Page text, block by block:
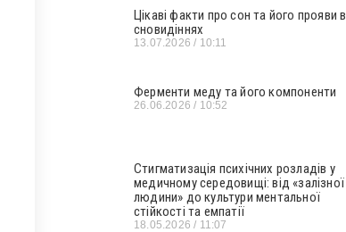
Цікаві факти про сон та його прояви в
сновидіннях
13.07.2026 10:11
Ферменти меду та його компоненти
26.06.2026 10:52
Стигматизація психічних розладів у
медичному середовищі: від «залізної
людини» до культури ментальної
стійкості та емпатії
18.05.2026 11:07